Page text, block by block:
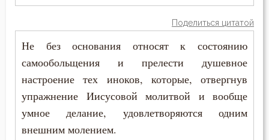
Богородица
Богоугождение
Болезнь
Варнава
Василий Великий
Поделиться цитатой
Не без основания относят к состоянию
самообольщения и прелести душевное
настроение тех иноков, которые, отвергнув
упражнение Иисусовой молитвой и вообще
умное делание, удовлетворяются одним
внешним молением.